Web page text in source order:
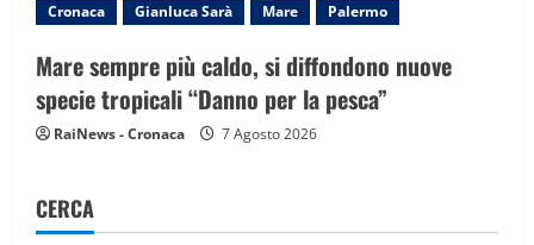
Cronaca Gianluca Sarà Mare Palermo
Mare sempre più caldo, si diffondono nuove
specie tropicali “Danno per la pesca”
RaiNews - Cronaca 7 Agosto 2026
CERCA